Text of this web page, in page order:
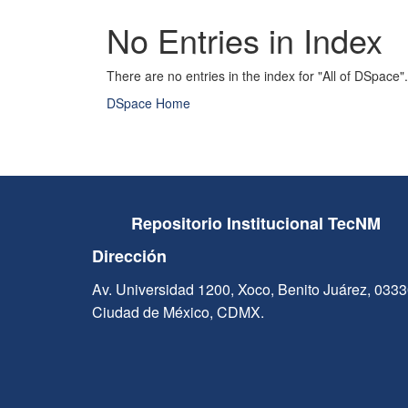
No Entries in Index
There are no entries in the index for "All of DSpace".
DSpace Home
Repositorio Institucional TecNM
Dirección
Av. Universidad 1200, Xoco, Benito Juárez,
Ciudad de México, CDMX.